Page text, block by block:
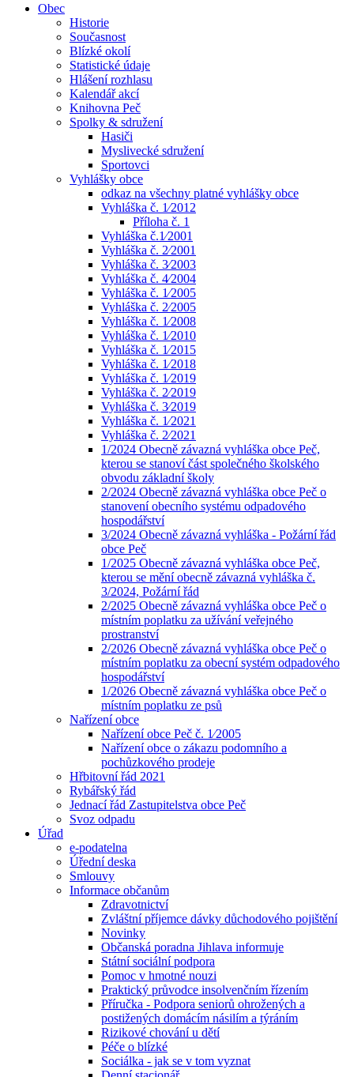
Obec
Historie
Současnost
Blízké okolí
Statistické údaje
Hlášení rozhlasu
Kalendář akcí
Knihovna Peč
Spolky & sdružení
Hasiči
Myslivecké sdružení
Sportovci
Vyhlášky obce
odkaz na všechny platné vyhlášky obce
Vyhláška č. 1⁄2012
Příloha č. 1
Vyhláška č.1⁄2001
Vyhláška č. 2⁄2001
Vyhláška č. 3⁄2003
Vyhláška č. 4⁄2004
Vyhláška č. 1⁄2005
Vyhláška č. 2⁄2005
Vyhláška č. 1⁄2008
Vyhláška č. 1⁄2010
Vyhláška č. 1⁄2015
Vyhláška č. 1⁄2018
Vyhláška č. 1⁄2019
Vyhláška č. 2⁄2019
Vyhláška č. 3⁄2019
Vyhláška č. 1⁄2021
Vyhláška č. 2⁄2021
1/2024 Obecně závazná vyhláška obce Peč,
kterou se stanoví část společného školského
obvodu základní školy
2/2024 Obecně závazná vyhláška obce Peč o
stanovení obecního systému odpadového
hospodářství
3/2024 Obecně závazná vyhláška - Požární řád
obce Peč
1/2025 Obecně závazná vyhláška obce Peč,
kterou se mění obecně závazná vyhláška č.
3/2024, Požární řád
2/2025 Obecně závazná vyhláška obce Peč o
místním poplatku za užívání veřejného
prostranství
2/2026 Obecně závazná vyhláška obce Peč o
místním poplatku za obecní systém odpadového
hospodářství
1/2026 Obecně závazná vyhláška obce Peč o
místním poplatku ze psů
Nařízení obce
Nařízení obce Peč č. 1⁄2005
Nařízení obce o zákazu podomního a
pochůzkového prodeje
Hřbitovní řád 2021
Rybářský řád
Jednací řád Zastupitelstva obce Peč
Svoz odpadu
Úřad
e-podatelna
Úřední deska
Smlouvy
Informace občanům
Zdravotnictví
Zvláštní příjemce dávky důchodového pojištění
Novinky
Občanská poradna Jihlava informuje
Státní sociální podpora
Pomoc v hmotné nouzi
Praktický průvodce insolvenčním řízením
Příručka - Podpora seniorů ohrožených a
postižených domácím násilím a týráním
Rizikové chování u dětí
Péče o blízké
Sociálka - jak se v tom vyznat